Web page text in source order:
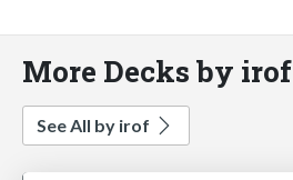
More Decks by irof
See All by irof